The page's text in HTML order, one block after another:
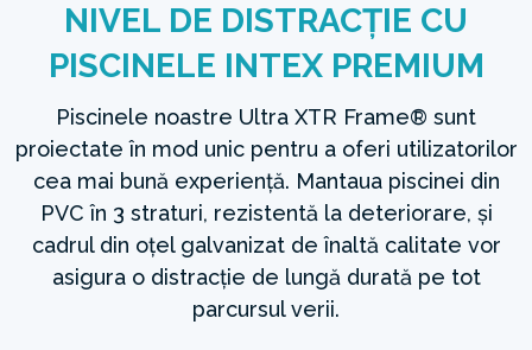
NIVEL DE DISTRACȚIE CU
PISCINELE INTEX PREMIUM
Piscinele noastre Ultra XTR Frame® sunt
proiectate în mod unic pentru a oferi utilizatorilor
cea mai bună experiență. Mantaua piscinei din
PVC în 3 straturi, rezistentă la deteriorare, și
cadrul din oțel galvanizat de înaltă calitate vor
asigura o distracție de lungă durată pe tot
parcursul verii.